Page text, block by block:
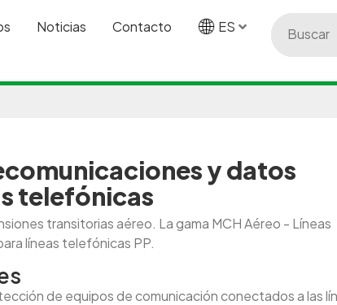
Noticias Contacto ES
y datos
telefónicas
transitorias aéreo. La gama MCH Aéreo - Líneas
líneas telefónicas PP.
de equipos de comunicación conectados a las